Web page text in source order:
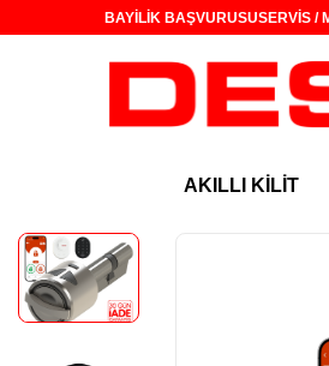
BAYİLİK BAŞVURUSUSERVİS /
AKILLI KİLİT